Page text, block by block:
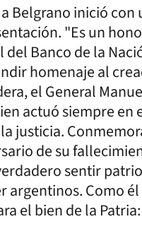
Belgrano inició con
"Es un
del Banco de la
homenaje al
el General
actuó siempre en
justicia.
de su
sentir
argentinos. Como
el bien de la Patria: